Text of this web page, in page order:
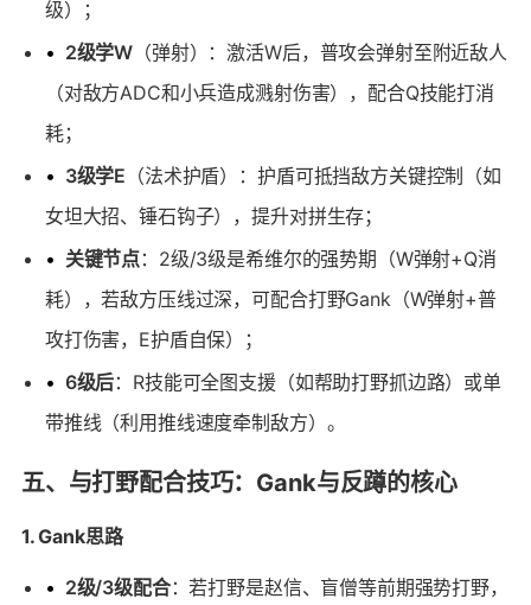
级）；
• 2级学W （弹射）：激活W后，普攻会弹射至附近敌人
（对敌方ADC和小兵造成溅射伤害），配合Q技能打消
耗；
• 3级学E （法术护盾）：护盾可抵挡敌方关键控制（如
女坦大招、锤石钩子），提升对拼生存；
• 关键节点：2级/3级是希维尔的强势期（W弹射+Q消
耗），若敌方压线过深，可配合打野Gank（W弹射+普
攻打伤害，E护盾自保）；
• 6级后：R技能可全图支援（如帮助打野抓边路）或单
带推线（利用推线速度牵制敌方）。
五、与打野配合技巧：Gank与反蹲的核心
1. Gank思路
• 2级/3级配合：若打野是赵信、盲僧等前期强势打野，